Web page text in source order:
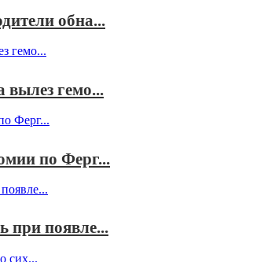
обна...
вылез гемо...
по Ферг...
при появле...